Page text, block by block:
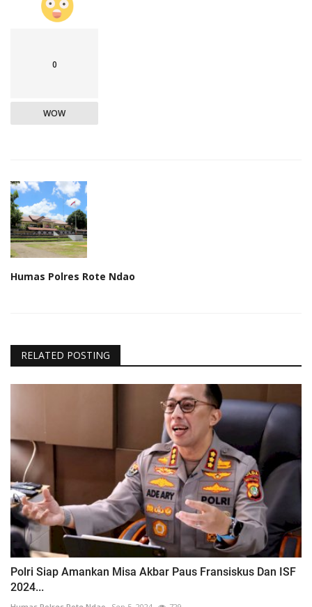
0
WOW
Humas Polres Rote Ndao
RELATED POSTING
Polri Siap Amankan Misa Akbar Paus Fransiskus Dan ISF
2024...